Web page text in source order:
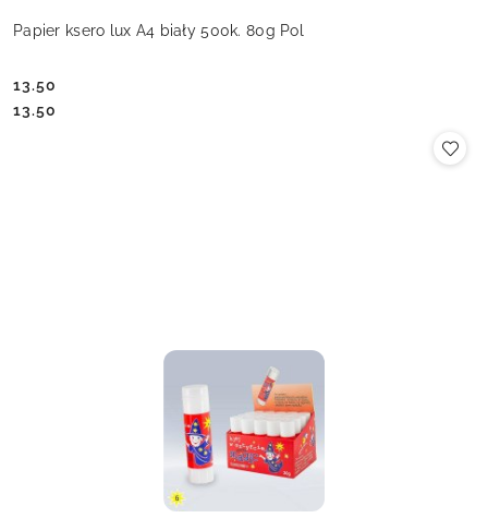
Papier ksero lux A4 biały 500k. 80g Pol
Cena:
13.50
Cena:
13.50